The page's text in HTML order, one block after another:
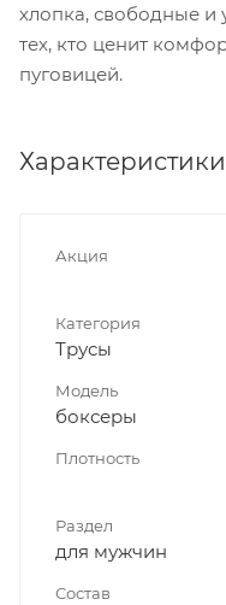
хлопка, свободные и
тех, кто ценит
пуговицей.
Характеристики
Акция
Категория
Трусы
Модель
боксеры
Плотность
Раздел
для мужчин
Состав